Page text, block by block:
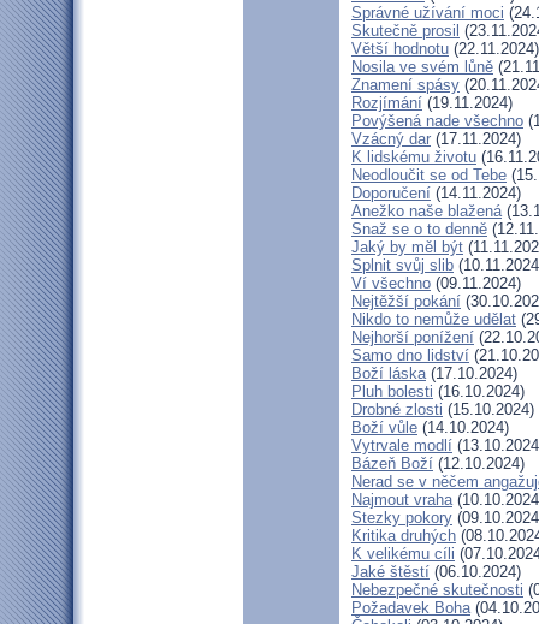
Správné užívání moci
Skutečně prosil
Větší hodnotu (22.11.2024)
Nosila ve svém lůně
Znamení spásy
Rozjímání (19.11.2024)
Povýšená nade všechno
Vzácný dar (17.11.2024)
K lidskému životu
Neodloučit se od Tebe
Doporučení (14.11.2024)
Anežko naše blažená
Snaž se o to denně
Jaký by měl být
Splnit svůj slib
Ví všechno (09.11.2024)
Nejtěžší pokání
Nikdo to nemůže udělat
Nejhorší ponížení
Samo dno lidství
Boží láska(17.10.2024)
Pluh bolesti (16.10.2024)
Drobné zlosti (15.10.2024)
Boží vůle (14.10.2024)
Vytrvale modlí
Bázeň Boží (12.10.2024)
Nerad se v něčem
Najmout vraha
Stezky pokory
Kritika druhých
K velikému cíli
Jaké štěstí (06.10.2024)
Nebezpečné skutečnosti
Požadavek Boha